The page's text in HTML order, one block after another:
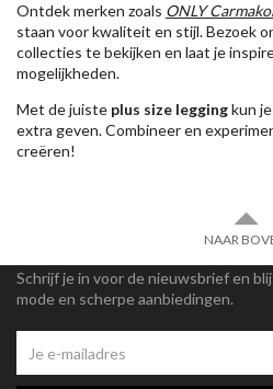
Ontdek merken zoals ONLY
staan voor kwaliteit en stijl. Bezoek
collecties te bekijken en laat je
mogelijkheden.
Met de juiste plus size leggingkun
extra geven. Combineer en
creëren!
NAAR
Schrijf je in voor de nieuwsbrief en
mode en scherpe aanbiedingen.